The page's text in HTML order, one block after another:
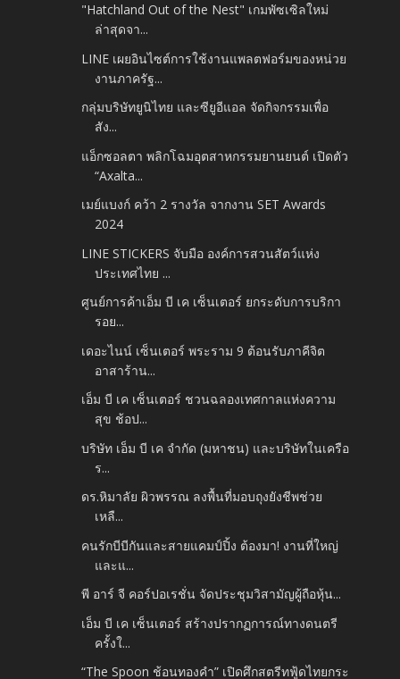
"Hatchland Out of the Nest" เกมพัซเซิลใหม่
ล่าสุดจา...
LINE เผยอินไซต์การใช้งานแพลตฟอร์มของหน่วย
งานภาครัฐ...
กลุ่มบริษัทยูนิไทย และซียูอีแอล จัดกิจกรรมเพื่อ
สัง...
แอ็กซอลตา พลิกโฉมอุตสาหกรรมยานยนต์ เปิดตัว
“Axalta...
เมย์แบงก์ คว้า 2 รางวัล จากงาน SET Awards
2024
LINE STICKERS จับมือ องค์การสวนสัตว์แห่ง
ประเทศไทย ...
ศูนย์การค้าเอ็ม บี เค เซ็นเตอร์ ยกระดับการบริกา
รอย...
เดอะไนน์ เซ็นเตอร์ พระราม 9 ต้อนรับภาคีจิต
อาสาร้าน...
เอ็ม บี เค เซ็นเตอร์ ชวนฉลองเทศกาลแห่งความ
สุข ช้อป...
บริษัท เอ็ม บี เค จำกัด (มหาชน) และบริษัทในเครือ
ร...
ดร.หิมาลัย ผิวพรรณ ลงพื้นที่มอบถุงยังชีพช่วย
เหลื...
คนรักบีบีกันและสายแคมป์ปิ้ง ต้องมา! งานที่ใหญ่
และแ...
พี อาร์ จี คอร์ปอเรชั่น จัดประชุมวิสามัญผู้ถือหุ้น...
เอ็ม บี เค เซ็นเตอร์ สร้างปรากฏการณ์ทางดนตรี
ครั้งใ...
“The Spoon ช้อนทองคำ” เปิดศึกสตรีทฟู้ดไทยกระ